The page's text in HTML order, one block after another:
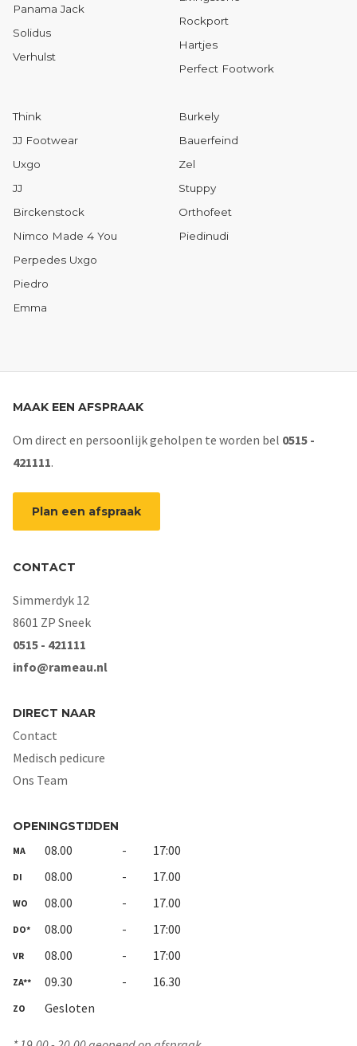
Panama Jack
Solidus
Verhulst
Rockport
Hartjes
Perfect Footwork
Think
JJ Footwear
Uxgo
JJ
Birckenstock
Nimco Made 4 You
Perpedes Uxgo
Piedro
Emma
Burkely
Bauerfeind
Zel
Stuppy
Orthofeet
Piedinudi
MAAK EEN AFSPRAAK
Om direct en persoonlijk geholpen te worden bel 0515 -
421111.
Plan een afspraak
CONTACT
Simmerdyk 12
8601 ZP Sneek
0515 - 421111
info@rameau.nl
DIRECT NAAR
Contact
Medisch pedicure
Ons Team
OPENINGSTIJDEN
MA 08.00 - 17:00
DI 08.00 - 17.00
WO 08.00 - 17.00
DO* 08.00 - 17:00
VR 08.00 - 17:00
ZA** 09.30 - 16.30
ZO Gesloten